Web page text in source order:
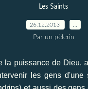
Les Saints
26.12.2013
Par un pèlerin
la puissance de Dieu,
les gens